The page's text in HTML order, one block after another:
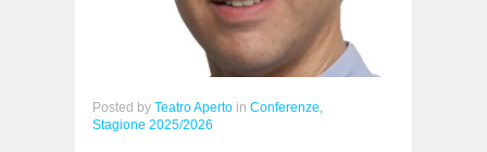
Posted by Teatro Aperto in Conferenze,
Stagione 2025/2026